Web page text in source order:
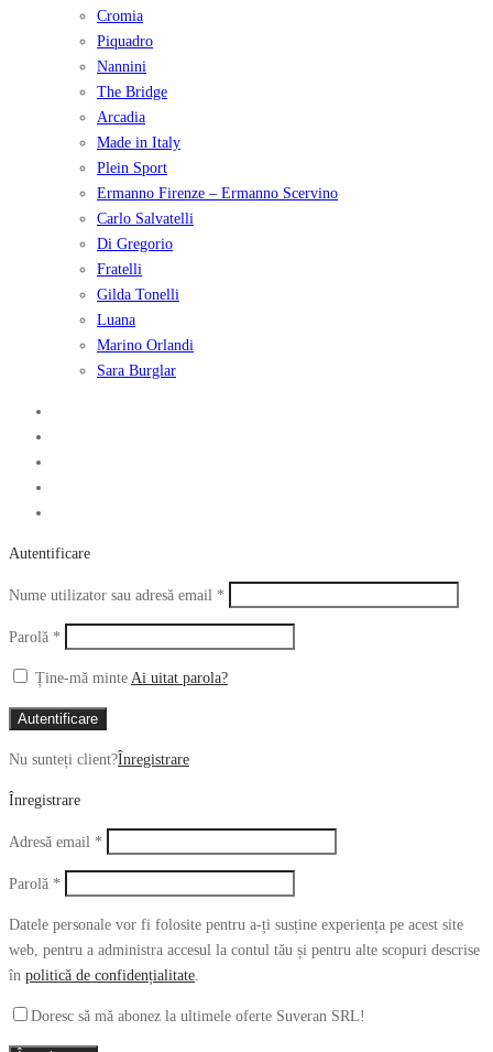
Cromia
Piquadro
Nannini
The Bridge
Arcadia
Made in Italy
Plein Sport
Ermanno Firenze – Ermanno Scervino
Carlo Salvatelli
Di Gregorio
Fratelli
Gilda Tonelli
Luana
Marino Orlandi
Sara Burglar
Autentificare
Nume utilizator sau adresă email *
Parolă *
Ține-mă minte Ai uitat parola?
Autentificare
Nu sunteți client?Înregistrare
Înregistrare
Adresă email *
Parolă *
Datele personale vor fi folosite pentru a-ți susține experiența pe acest site
web, pentru a administra accesul la contul tău și pentru alte scopuri descrise
în politică de confidențialitate
Doresc să mă abonez la ultimele oferte Suveran SRL!